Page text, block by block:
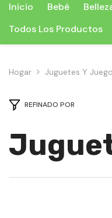
Inicio Bebé
Todos Los Productos
Hogar Juguetes Y
REFINADO POR